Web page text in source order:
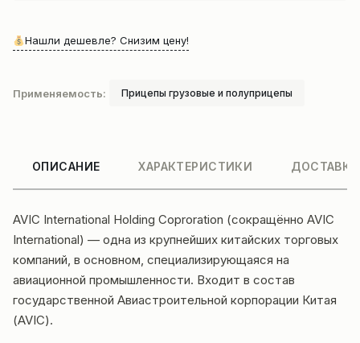
Нашли дешевле? Снизим цену!
Применяемость: Прицепы грузовые и полуприцепы
ОПИСАНИЕ ХАРАКТЕРИСТИКИ
AVIC International Holding Coproration (сокращённо AVIC
International) — одна из крупнейших китайских торговых
компаний, в основном, специализирующаяся на
авиационной промышленности. Входит в состав
государственной Авиастроительной корпорации Китая
(AVIC).